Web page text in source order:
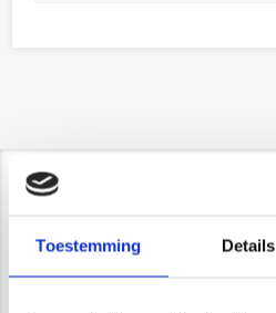
Toestemming Details
Contact/ Showroom
De Trompet 1141 in Heemskerk
*Uitsluitend op afspraak*